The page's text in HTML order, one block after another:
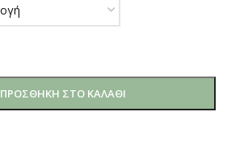
ΠΡΟΣΘΉΚΗ ΣΤΟ ΚΑΛΆΘΙ